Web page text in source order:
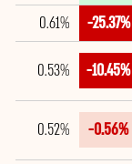
-25.37%
0.61%
-10.45%
0.53%
-0.56%
0.52%